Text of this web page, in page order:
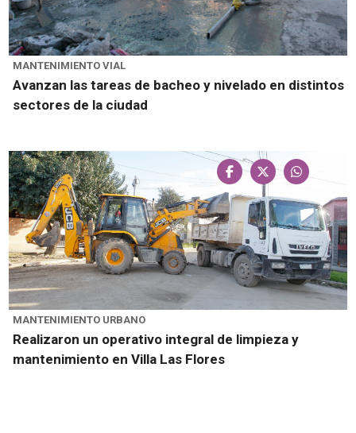
MANTENIMIENTO VIAL
Avanzan las tareas de bacheo y nivelado en distintos
sectores de la ciudad
MANTENIMIENTO URBANO
Realizaron un operativo integral de limpieza y
mantenimiento en Villa Las Flores